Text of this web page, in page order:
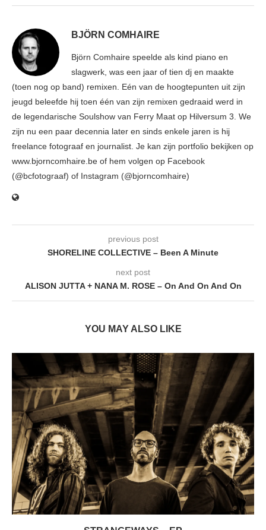
BJÖRN COMHAIRE
Björn Comhaire speelde als kind piano en
slagwerk, was een jaar of tien dj en maakte
(toen nog op band) remixen. Eén van de hoogtepunten uit zijn
jeugd beleefde hij toen één van zijn remixen gedraaid werd in
de legendarische Soulshow van Ferry Maat op Hilversum 3. We
zijn nu een paar decennia later en sinds enkele jaren is hij
freelance fotograaf en journalist. Je kan zijn portfolio bekijken op
www.bjorncomhaire.be of hem volgen op Facebook
(@bcfotograaf) of Instagram (@bjorncomhaire)
previous post
SHORELINE COLLECTIVE – Been A Minute
next post
ALISON JUTTA + NANA M. ROSE – On And On And On
YOU MAY ALSO LIKE